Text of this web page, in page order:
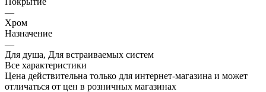
—
Хром
Назначение
—
Для душа, Для встраиваемых систем
Все характеристики
Цена действительна только для интернет-магазина и может
отличаться от цен в розничных магазинах